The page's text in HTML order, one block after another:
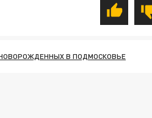
В ПОДМОСКОВЬЕ